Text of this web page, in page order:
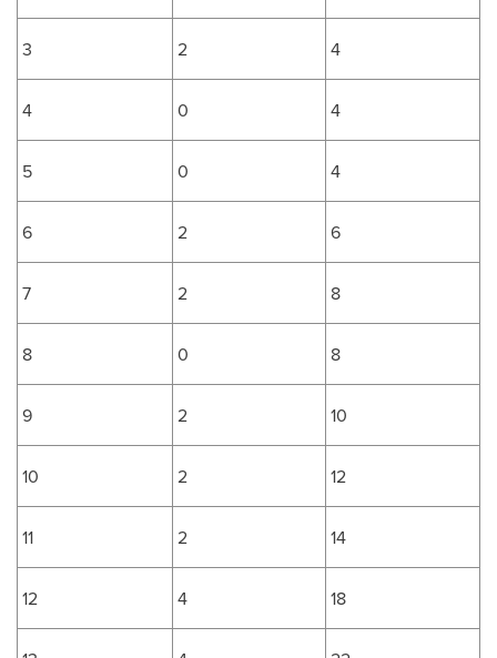
3 2 4
4 0 4
5 0 4
6 2 6
7 2 8
8 0 8
9 2 10
10 2 12
11 2 14
12 4 18